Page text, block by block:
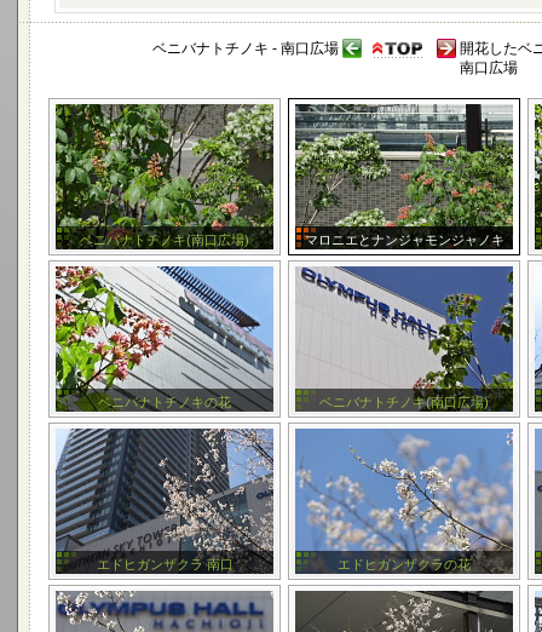
ベニバナトチノキ - 南口広場
開花したベ
南口広場
ベニバナトチノキ(南口広場) マロニエとナンジャモンジャノキ
ベニバナトチノキの花 ベニバナトチノキ(南口広場)
エドヒガンザクラ 南口 エドヒガンザクラの花